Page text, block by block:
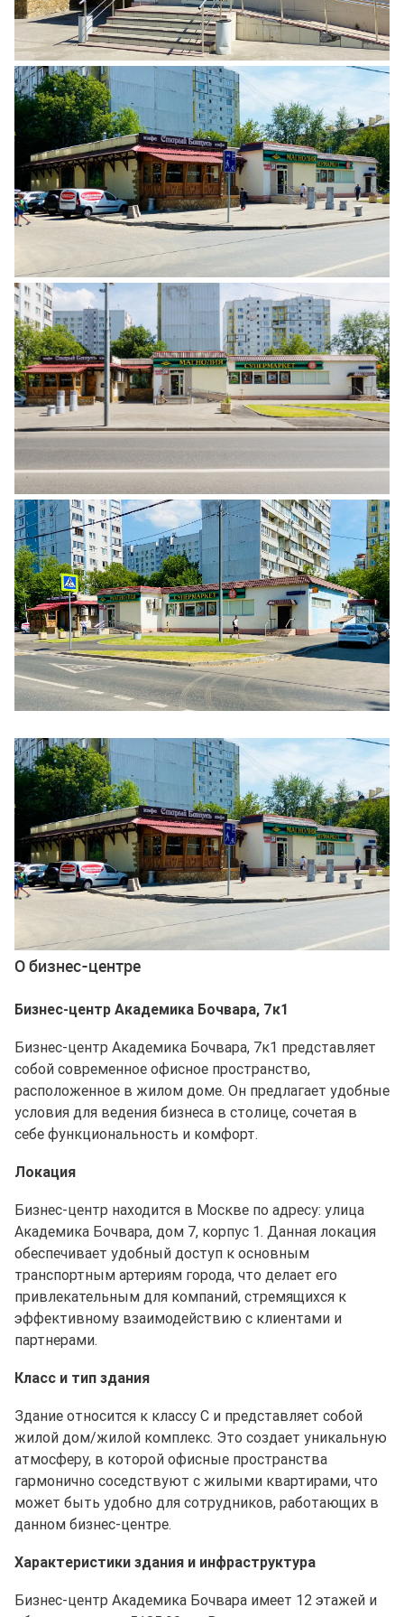
О бизнес-центре
Бизнес-центр Академика Бочвара, 7к1
Бизнес-центр Академика Бочвара, 7к1 представляет
собой современное офисное пространство,
расположенное в жилом доме. Он предлагает удобные
условия для ведения бизнеса в столице, сочетая в
себе функциональность и комфорт.
Локация
Бизнес-центр находится в Москве по адресу: улица
Академика Бочвара, дом 7, корпус 1. Данная локация
обеспечивает удобный доступ к основным
транспортным артериям города, что делает его
привлекательным для компаний, стремящихся к
эффективному взаимодействию с клиентами и
партнерами.
Класс и тип здания
Здание относится к классу C и представляет собой
жилой дом/жилой комплекс. Это создает уникальную
атмосферу, в которой офисные пространства
гармонично соседствуют с жилыми квартирами, что
может быть удобно для сотрудников, работающих в
данном бизнес-центре.
Характеристики здания и инфраструктура
Бизнес-центр Академика Бочвара имеет 12 этажей и